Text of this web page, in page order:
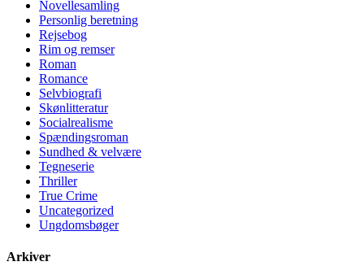
Novellesamling
Personlig beretning
Rejsebog
Rim og remser
Roman
Romance
Selvbiografi
Skønlitteratur
Socialrealisme
Spændingsroman
Sundhed & velvære
Tegneserie
Thriller
True Crime
Uncategorized
Ungdomsbøger
Arkiver